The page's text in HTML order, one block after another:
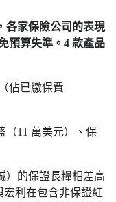
各家保險公司的表現
預算失準。4 款產品
佔已繳保費
（11 萬美元）、保
）的保證長糧相差高
宏利在包含非保證紅